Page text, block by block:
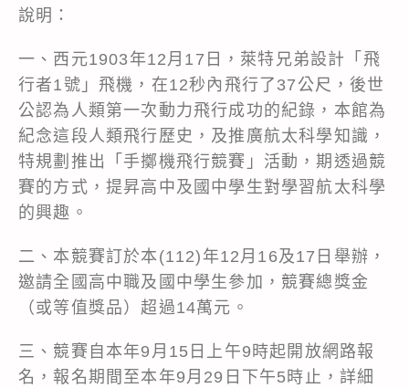
說明：
一、西元1903年12月17日，萊特兄弟設計「飛
行者1號」飛機，在12秒內飛行了37公尺，後世
公認為人類第一次動力飛行成功的紀錄，本館為
紀念這段人類飛行歷史，及推廣航太科學知識，
特規劃推出「手擲機飛行競賽」活動，期透過競
賽的方式，提昇高中及國中學生對學習航太科學
的興趣。
二、本競賽訂於本(112)年12月16及17日舉辦，
邀請全國高中職及國中學生參加，競賽總獎金
（或等值獎品）超過14萬元。
三、競賽自本年9月15日上午9時起開放網路報
名，報名期間至本年9月29日下午5時止，詳細